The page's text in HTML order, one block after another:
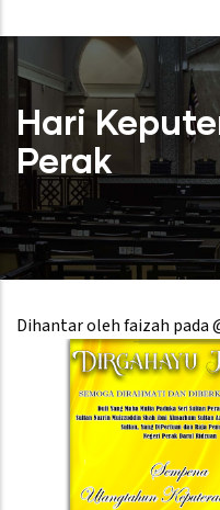
Hari
Perak
Dihantar olehfaizah pada